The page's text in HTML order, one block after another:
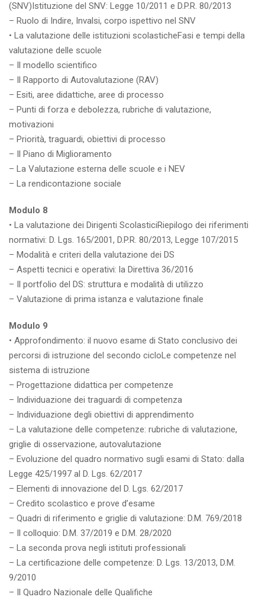
(SNV)Istituzione del SNV: Legge 10/2011 e D.P.R. 80/2013
– Ruolo di Indire, Invalsi, corpo ispettivo nel SNV
• La valutazione delle istituzioni scolasticheFasi e tempi della
valutazione delle scuole
– Il modello scientifico
– Il Rapporto di Autovalutazione (RAV)
– Esiti, aree didattiche, aree di processo
– Punti di forza e debolezza, rubriche di valutazione,
motivazioni
– Priorità, traguardi, obiettivi di processo
– Il Piano di Miglioramento
– La Valutazione esterna delle scuole e i NEV
– La rendicontazione sociale
Modulo 8
• La valutazione dei Dirigenti ScolasticiRiepilogo dei riferimenti
normativi: D. Lgs. 165/2001, D.P.R. 80/2013, Legge 107/2015
– Modalità e criteri della valutazione dei DS
– Aspetti tecnici e operativi: la Direttiva 36/2016
– Il portfolio del DS: struttura e modalità di utilizzo
– Valutazione di prima istanza e valutazione finale
Modulo 9
• Approfondimento: il nuovo esame di Stato conclusivo dei
percorsi di istruzione del secondo cicloLe competenze nel
sistema di istruzione
– Progettazione didattica per competenze
– Individuazione dei traguardi di competenza
– Individuazione degli obiettivi di apprendimento
– La valutazione delle competenze: rubriche di valutazione,
griglie di osservazione, autovalutazione
– Evoluzione del quadro normativo sugli esami di Stato: dalla
Legge 425/1997 al D. Lgs. 62/2017
– Elementi di innovazione del D. Lgs. 62/2017
– Credito scolastico e prove d’esame
– Quadri di riferimento e griglie di valutazione: D.M. 769/2018
– Il colloquio: D.M. 37/2019 e D.M. 28/2020
– La seconda prova negli istituti professionali
– La certificazione delle competenze: D. Lgs. 13/2013, D.M.
9/2010
– Il Quadro Nazionale delle Qualifiche